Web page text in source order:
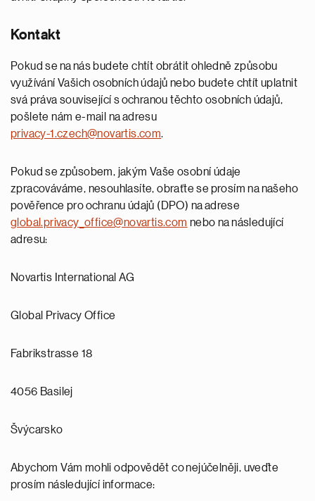
Kontakt
Pokud se na nás budete chtít obrátit ohledně způsobu
využívání Vašich osobních údajů nebo budete chtít uplatnit
svá práva související s ochranou těchto osobních údajů,
pošlete nám e-mail na adresu
privacy-1.czech@novartis.com.
Pokud se způsobem, jakým Vaše osobní údaje
zpracováváme, nesouhlasíte, obraťte se prosím na našeho
pověřence pro ochranu údajů (DPO) na adrese
global.privacy_office@novartis.com nebo na následující
adresu:
Novartis International AG
Global Privacy Office
Fabrikstrasse 18
4056 Basilej
Švýcarsko
Abychom Vám mohli odpovědět co nejúčelněji, uveďte
prosím následující informace: